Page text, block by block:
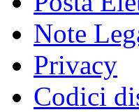
Note
Privacy
Codici